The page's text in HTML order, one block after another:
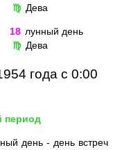
♍ Дева
18 лунный день
♍ Дева
года с 0:00
период
день - день встреч